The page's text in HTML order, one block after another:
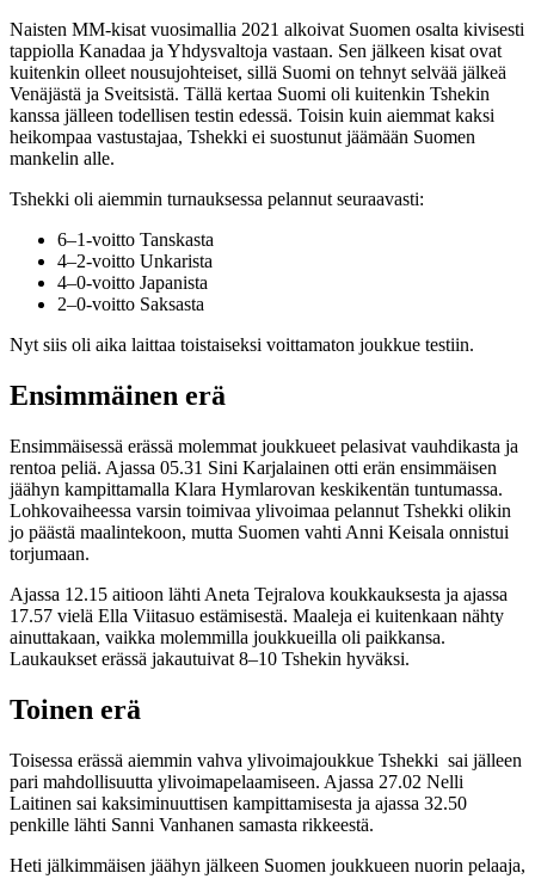
Naisten MM-kisat vuosimallia 2021 alkoivat Suomen osalta kivisesti
tappiolla Kanadaa ja Yhdysvaltoja vastaan. Sen jälkeen kisat ovat
kuitenkin olleet nousujohteiset, sillä Suomi on tehnyt selvää jälkeä
Venäjästä ja Sveitsistä. Tällä kertaa Suomi oli kuitenkin Tshekin
kanssa jälleen todellisen testin edessä. Toisin kuin aiemmat kaksi
heikompaa vastustajaa, Tshekki ei suostunut jäämään Suomen
mankelin alle.
Tshekki oli aiemmin turnauksessa pelannut seuraavasti:
6–1-voitto Tanskasta
4–2-voitto Unkarista
4–0-voitto Japanista
2–0-voitto Saksasta
Nyt siis oli aika laittaa toistaiseksi voittamaton joukkue testiin.
Ensimmäinen erä
Ensimmäisessä erässä molemmat joukkueet pelasivat vauhdikasta ja
rentoa peliä. Ajassa 05.31 Sini Karjalainen otti erän ensimmäisen
jäähyn kampittamalla Klara Hymlarovan keskikentän tuntumassa.
Lohkovaiheessa varsin toimivaa ylivoimaa pelannut Tshekki olikin
jo päästä maalintekoon, mutta Suomen vahti Anni Keisala onnistui
torjumaan.
Ajassa 12.15 aitioon lähti Aneta Tejralova koukkauksesta ja ajassa
17.57 vielä Ella Viitasuo estämisestä. Maaleja ei kuitenkaan nähty
ainuttakaan, vaikka molemmilla joukkueilla oli paikkansa.
Laukaukset erässä jakautuivat 8–10 Tshekin hyväksi.
Toinen erä
Toisessa erässä aiemmin vahva ylivoimajoukkue Tshekki sai jälleen
pari mahdollisuutta ylivoimapelaamiseen. Ajassa 27.02 Nelli
Laitinen sai kaksiminuuttisen kampittamisesta ja ajassa 32.50
penkille lähti Sanni Vanhanen samasta rikkeestä.
Heti jälkimmäisen jäähyn jälkeen Suomen joukkueen nuorin pelaaja,